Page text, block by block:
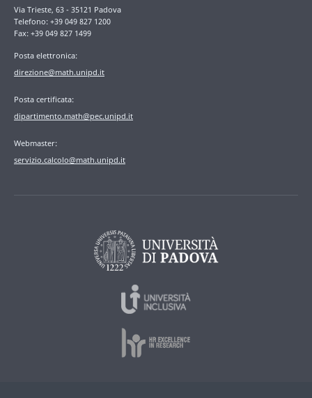
Via Trieste, 63 - 35121 Padova
Telefono: +39 049 827 1200
Fax: +39 049 827 1499
Posta elettronica:
direzione@math.unipd.it
Posta certificata:
dipartimento.math@pec.unipd.it
Webmaster:
servizio.calcolo@math.unipd.it